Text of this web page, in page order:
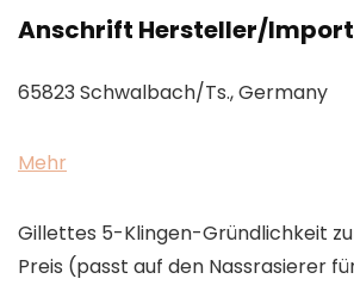
Anschrift Hersteller/
65823 Schwalbach/Ts., Germany
Mehr
Gillettes 5-Klingen-Gründlichkeit
Preis (passt auf den Nassrasierer